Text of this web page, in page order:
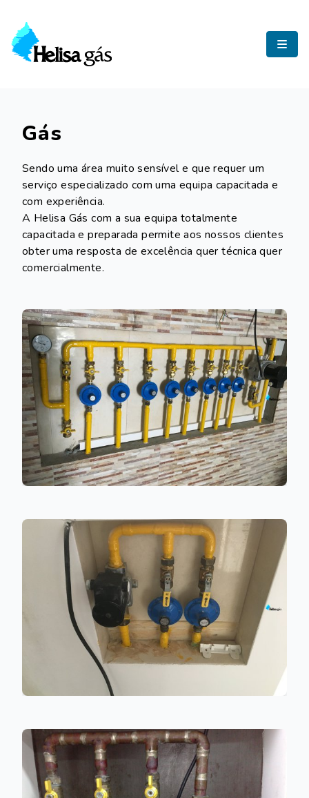
Helisa Gás
Gás
Sendo uma área muito sensível e que requer um
serviço especializado com uma equipa capacitada e
com experiência.
A Helisa Gás com a sua equipa totalmente
capacitada e preparada permite aos nossos clientes
obter uma resposta de excelência quer técnica quer
comercialmente.